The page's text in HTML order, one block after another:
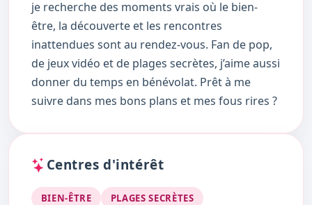
je recherche des moments vrais où le bien-
être, la découverte et les rencontres
inattendues sont au rendez-vous. Fan de pop,
de jeux vidéo et de plages secrètes, j’aime aussi
donner du temps en bénévolat. Prêt à me
suivre dans mes bons plans et mes fous rires ?
Centres d'intérêt
BIEN-ÊTRE
PLAGES SECRÈTES